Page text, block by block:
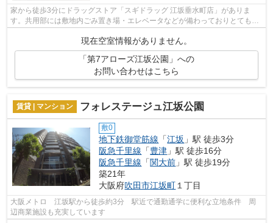
家から徒歩3分にドラッグストア「スギドラッグ 江坂垂水町店」がありま
す。共用部には敷地内ごみ置き場・エレベータなどが備わっておりとても充
現在空室情報がありません。
「第7アローズ江坂公園」への
お問い合わせはこちら
賃貸 | マンション フォレステージュ江坂公園
敷0
地下鉄御堂筋線 「江坂 」駅 徒歩3分
阪急千里線 「豊津 」駅 徒歩16分
阪急千里線 「関大前 」駅 徒歩19分
築21年
大阪府吹田市江坂町 １丁目
大阪メトロ 江坂駅から徒歩約3分 駅近で通勤通学に便利な立地条件 周
辺商業施設も充実しています